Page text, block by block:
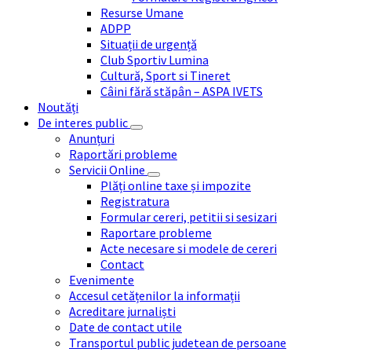
Resurse Umane
ADPP
Situații de urgență
Club Sportiv Lumina
Cultură, Sport si Tineret
Câini fără stăpân – ASPA IVETS
Noutăți
De interes public
Anunțuri
Raportări probleme
Servicii Online
Plăți online taxe și impozite
Registratura
Formular cereri, petitii si sesizari
Raportare probleme
Acte necesare si modele de cereri
Contact
Evenimente
Accesul cetățenilor la informații
Acreditare jurnaliști
Date de contact utile
Transportul public judetean de persoane